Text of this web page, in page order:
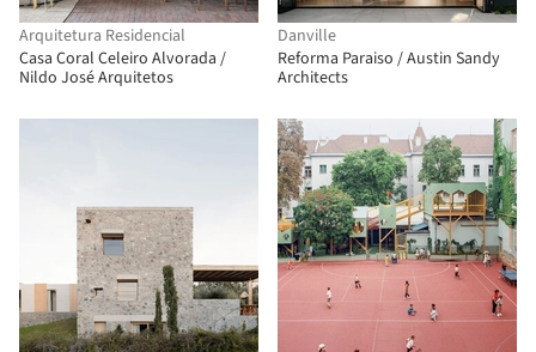
Arquitetura Residencial
Casa Coral Celeiro Alvorada /
Nildo José Arquitetos
Danville
Reforma Paraiso / Austin Sandy
Architects